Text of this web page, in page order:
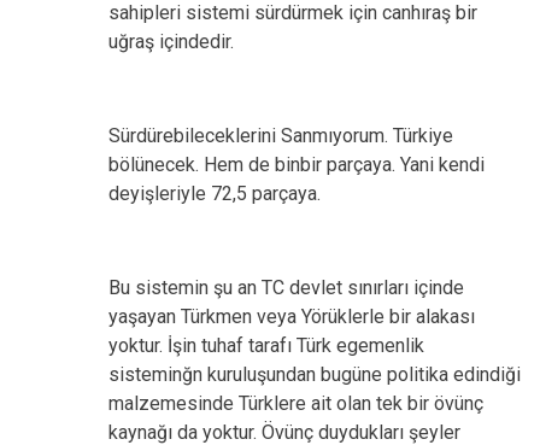
sahipleri sistemi sürdürmek için canhıraş bir
uğraş içindedir.
Sürdürebileceklerini Sanmıyorum. Türkiye
bölünecek. Hem de binbir parçaya. Yani kendi
deyişleriyle 72,5 parçaya.
Bu sistemin şu an TC devlet sınırları içinde
yaşayan Türkmen veya Yörüklerle bir alakası
yoktur. İşin tuhaf tarafı Türk egemenlik
sisteminğn kuruluşundan bugüne politika edindiği
malzemesinde Türklere ait olan tek bir övünç
kaynağı da yoktur. Övünç duydukları şeyler